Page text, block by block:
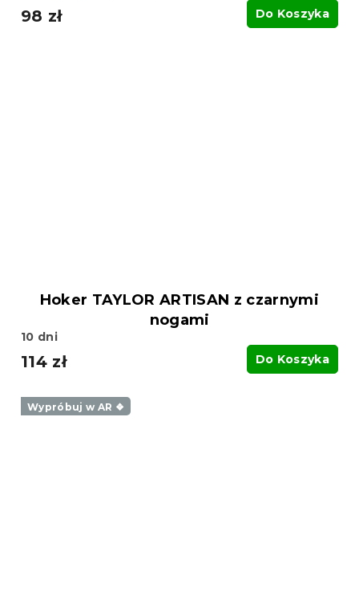
98 zł Do Koszyka
Hoker TAYLOR ARTISAN z czarnymi
nogami
10 dni
114 zł Do Koszyka
Wypróbuj w AR ❖